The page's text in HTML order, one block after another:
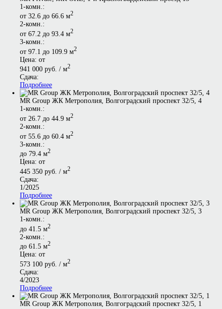
1-комн.:
от 32.6 до 66.6 м2
2-комн.:
от 67.2 до 93.4 м2
3-комн.:
от 97.1 до 109.9 м2
Цена: от
941 000 руб. / м2
Сдача:
Подробнее
MR Group ЖК Метрополия, Волгоградский проспект 32/5, 4
1-комн.:
от 26.7 до 44.9 м2
2-комн.:
от 55.6 до 60.4 м2
3-комн.:
до 79.4 м2
Цена: от
445 350 руб. / м2
Сдача:
1/2025
Подробнее
MR Group ЖК Метрополия, Волгоградский проспект 32/5, 3
1-комн.:
до 41.5 м2
2-комн.:
до 61.5 м2
Цена: от
573 100 руб. / м2
Сдача:
4/2023
Подробнее
MR Group ЖК Метрополия, Волгоградский проспект 32/5, 1